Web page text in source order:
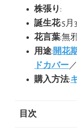
株張り:
誕生花:5月
花言葉:無
用途: 開花
ドカバー
購入方法:
目次